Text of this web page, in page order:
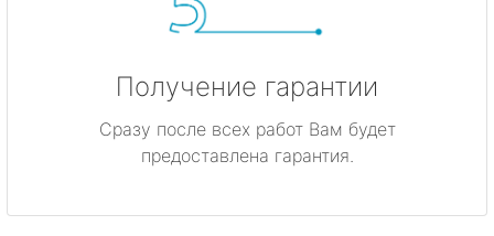
Получение гарантии
Сразу после всех работ Вам будет
предоставлена гарантия.